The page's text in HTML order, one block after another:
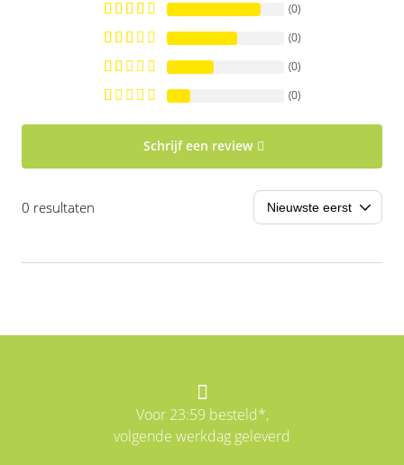
(0)
(0)
(0)
(0)
Schrijf een review
0 resultaten
Voor 23:59 besteld*,
volgende werkdag geleverd